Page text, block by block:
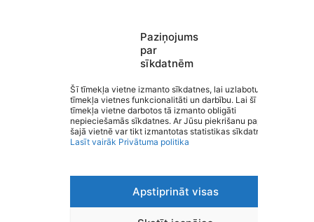
Paziņojums
par
sīkdatnēm
Šī tīmekļa vietne izmanto sīkdatnes, lai uzlabotu
tīmekļa vietnes funkcionalitāti un darbību. Lai šī
tīmekļa vietne darbotos tā izmanto obligāti
nepieciešamās sīkdatnes. Ar Jūsu piekrišanu papildus
šajā vietnē var tikt izmantotas statistikas sīkdatnes.
Lasīt vairāk Privātuma politika
Apstiprināt visas
Valmieras Pārgaujas sākumskola
Privātuma politika